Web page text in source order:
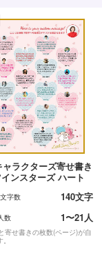
ラクターズ寄せ書き
ンスターズ ハート
字数 140文字
数 1〜21人
寄せ書きの枚数(ページ)が自